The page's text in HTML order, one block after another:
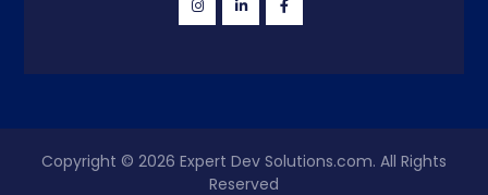
Copyright © 2026 Expert Dev Solutions.com. All Rights
Reserved